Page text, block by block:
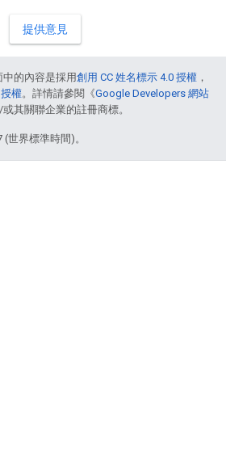
提供意見
的內容是採用創用 CC 姓名標示 4.0 授權 ，
權。詳情請參閱《Google Developers 網站
其關聯企業的註冊商標。
世界標準時間)。